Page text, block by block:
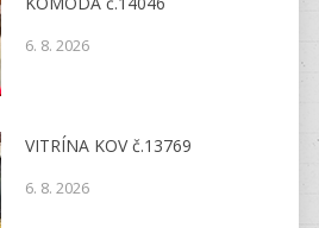
6. 8. 2026
VITRÍNA KOV č.13769
6. 8. 2026